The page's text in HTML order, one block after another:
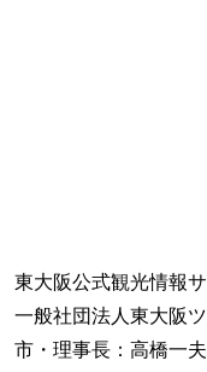
東大阪公式観光情報
一般社団法人東大阪
市・理事長：高橋一